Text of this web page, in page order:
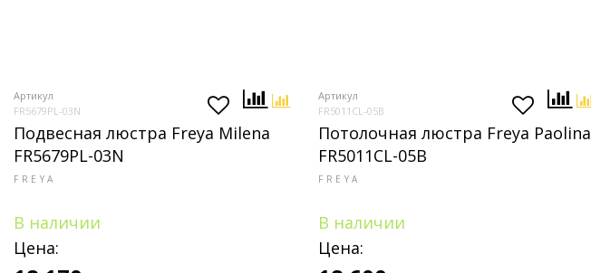
Артикул
FR5679PL-03N
Подвесная люстра Freya Milena
FR5679PL-03N
FREYA
В наличии
Цена:
Артикул
FR5011CL-05B
Потолочная люстра Freya Paolina
FR5011CL-05B
FREYA
В наличии
Цена: